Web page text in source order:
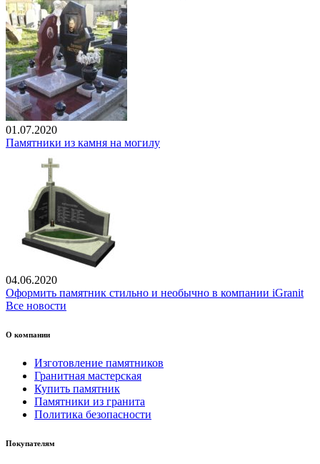
01.07.2020
Памятники из камня на могилу
04.06.2020
Оформить памятник стильно и необычно в компании iGranit
Все новости
О компании
Изготовление памятников
Гранитная мастерская
Купить памятник
Памятники из гранита
Политика безопасности
Покупателям